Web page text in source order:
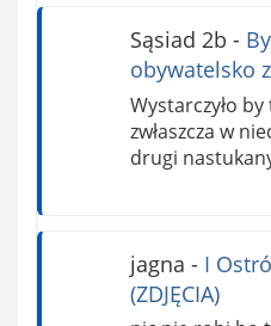
Sąsiad 2b -
obywatelsko
Wystarczyło
zwłaszcza w
drugi
jagna - I
(ZDJĘCIA)